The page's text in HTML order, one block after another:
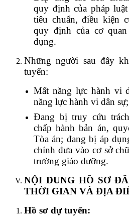
quy định của pháp
tiêu chuẩn, điều kiện
quy định của cơ
dụng.
Những người sau đây
tuyển:
Mất năng lực hành vi
năng lực hành vi dân sự;
Đang bị truy cứu
chấp hành bản án,
Tòa án; đang bị áp
chính đưa vào cơ sở
trường giáo dưỡng.
NỘI DUNG HỒ SƠ
THỜI GIAN VÀ ĐỊA
Hồ sơ dự tuyển: